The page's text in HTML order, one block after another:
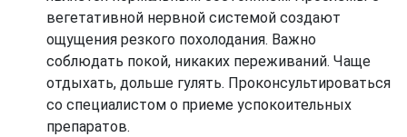
вегетативной нервной системой создают
ощущения резкого похолодания. Важно
соблюдать покой, никаких переживаний. Чаще
отдыхать, дольше гулять. Проконсультироваться
со специалистом о приеме успокоительных
препаратов.